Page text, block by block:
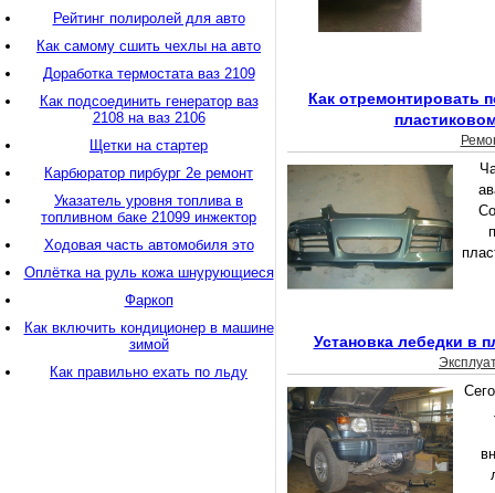
Как отремонтировать
Установка лебедки в
Рейтинг полиролей для авто
Как самому сшить чехлы на авто
Доработка термостата ваз 2109
Как подсоединить генератор ваз
2108 на ваз 2106
Щетки на стартер
Карбюратор пирбург 2е ремонт
Указатель уровня топлива в
топливном баке 21099 инжектор
Ходовая часть автомобиля это
Оплётка на руль кожа шнурующиеся
Фаркоп
Как включить кондиционер в машине
зимой
Как правильно ехать по льду